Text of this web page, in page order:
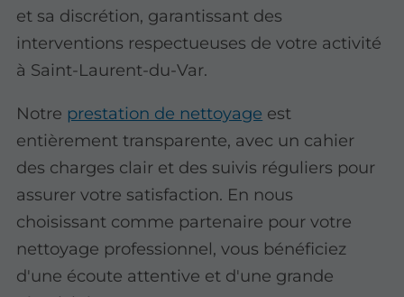
et sa discrétion, garantissant des
interventions respectueuses de votre activité
à Saint-Laurent-du-Var.
Notre prestation de nettoyage est
entièrement transparente, avec un cahier
des charges clair et des suivis réguliers pour
assurer votre satisfaction. En nous
choisissant comme partenaire pour votre
nettoyage professionnel, vous bénéficiez
d'une écoute attentive et d'une grande